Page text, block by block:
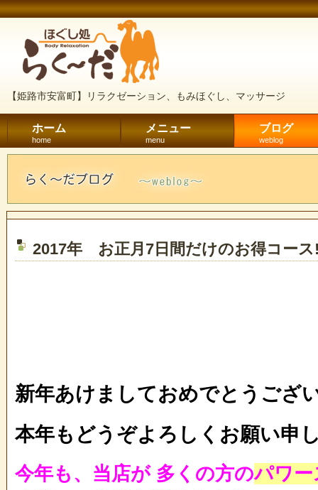
【姫路市安富町】リラクゼーション、もみほぐし、マッサージ
ホーム
home
メニュー
menu
ブログ
weblog
2017年 お正月7日間だけのお得コー
新年あけましておめでとうござ
本年もどうぞよろしくお願い申
今年も、当店が 多くの方のパワ